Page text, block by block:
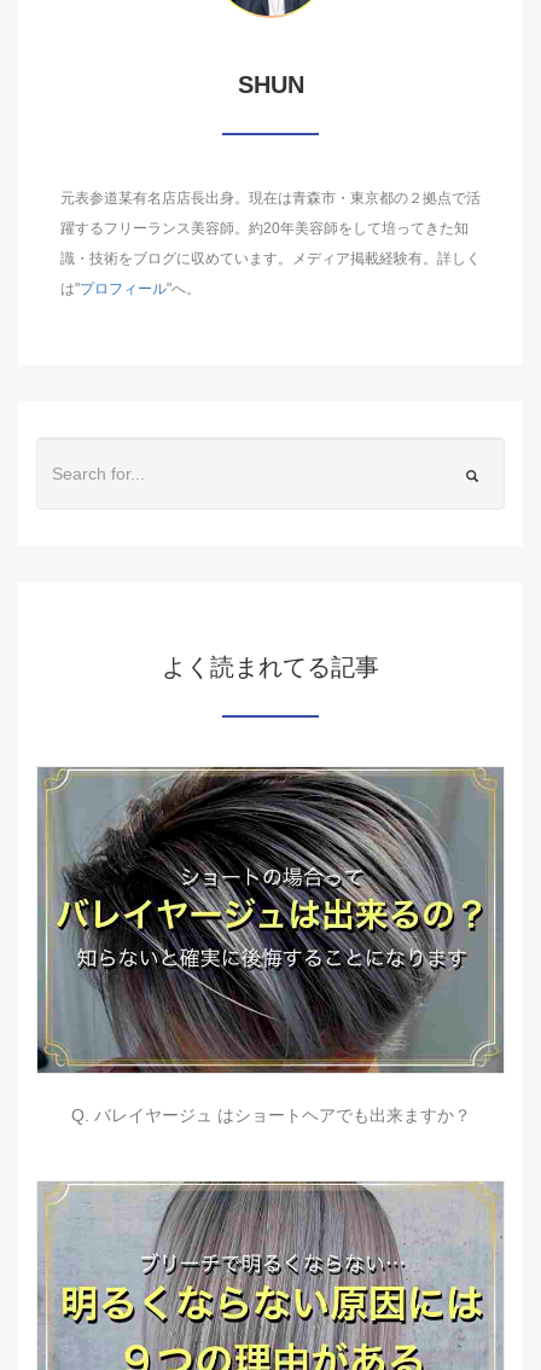
SHUN
元表参道某有名店店長出身。現在は青森市・東京都の２拠点で活
躍するフリーランス美容師。約20年美容師をして培ってきた知
識・技術をブログに収めています。メディア掲載経験有。詳しく
は"プロフィール"へ。
よく読まれてる記事
Q. バレイヤージュ はショートヘアでも出来ますか？